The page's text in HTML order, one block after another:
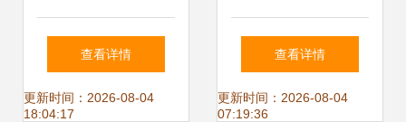
业务集成技术演进
与展望
查看详情
更新时间：2026-08-04
18:04:17
像芯片，小米MIX
FOLD折叠屏手机
查看详情
更新时间：2026-08-04
07:19:36